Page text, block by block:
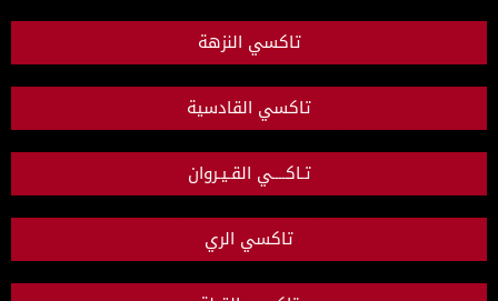
تاكسي النزهة
تاكسي القادسية
تـاكــــي القـيـروان
تاكسي الري